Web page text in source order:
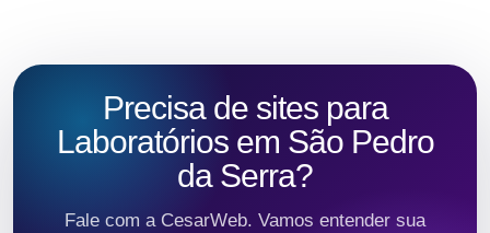
Precisa de sites para
Laboratórios em São Pedro
da Serra?
Fale com a CesarWeb. Vamos entender sua